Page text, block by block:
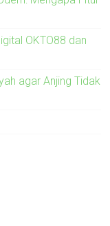
OKTO88 dan
agar Anjing Tidak